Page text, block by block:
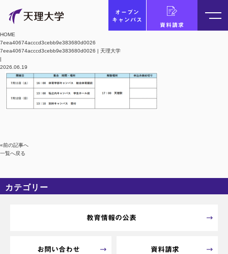
オープン
キャンパス
資料請求
HOME
7eea40674acccd3cebb9e383680d0026
7eea40674acccd3cebb9e383680d0026 | 天理大学
|
2026.06.19
«前の記事へ
一覧へ戻る
カテゴリー
教育情報の公表
お問い合わせ 資料請求